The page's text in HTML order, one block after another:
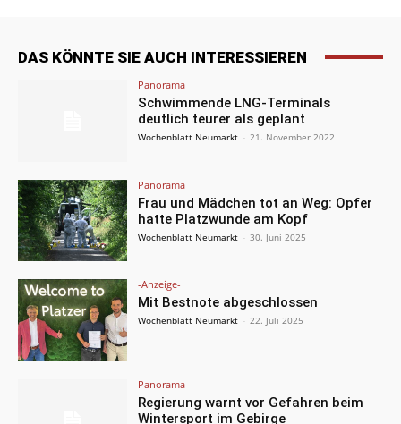
DAS KÖNNTE SIE AUCH INTERESSIEREN
Panorama
Schwimmende LNG-Terminals
deutlich teurer als geplant
Wochenblatt Neumarkt - 21. November 2022
Panorama
Frau und Mädchen tot an Weg: Opfer
hatte Platzwunde am Kopf
Wochenblatt Neumarkt - 30. Juni 2025
-Anzeige-
Mit Bestnote abgeschlossen
Wochenblatt Neumarkt - 22. Juli 2025
Panorama
Regierung warnt vor Gefahren beim
Wintersport im Gebirge